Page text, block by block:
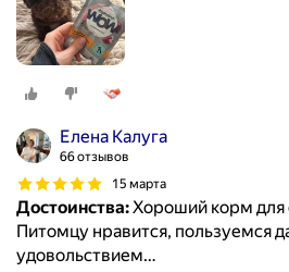
Елена Калуга
66 отзывов
15 марта
Достоинства:Хороший корм для
Питомцу нравится, пользуемся
удовольствием…